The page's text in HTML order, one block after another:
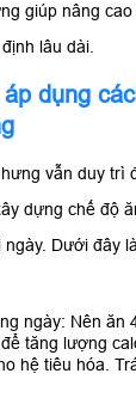
giúp nâng
lâu dài.
dụng
vẫn duy trì
dựng chế độ
Dưới đây
ngày: Nên ăn
tăng lượng
hệ tiêu hóa.